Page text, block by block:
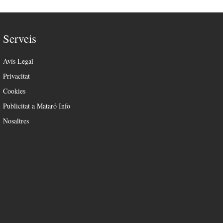
Serveis
Avís Legal
Privacitat
Cookies
Publicitat a Mataró Info
Nosaltres